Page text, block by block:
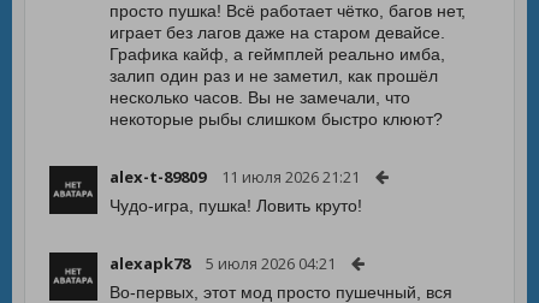
просто пушка! Всё работает чётко, багов нет,
играет без лагов даже на старом девайсе.
Графика кайф, а геймплей реально имба,
залип один раз и не заметил, как прошёл
несколько часов. Вы не замечали, что
некоторые рыбы слишком быстро клюют?
alex-t-89809 11 июля 2026 21:21
Чудо-игра, пушка! Ловить круто!
alexapk78 5 июля 2026 04:21
Во-первых, этот мод просто пушечный, вся